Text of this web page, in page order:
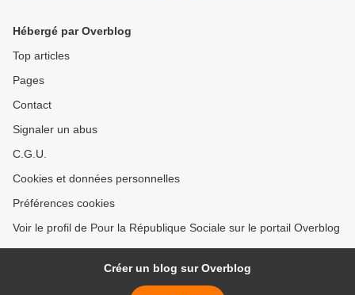
Hébergé par Overblog
Top articles
Pages
Contact
Signaler un abus
C.G.U.
Cookies et données personnelles
Préférences cookies
Voir le profil de Pour la République Sociale sur le portail Overblog
Créer un blog sur Overblog